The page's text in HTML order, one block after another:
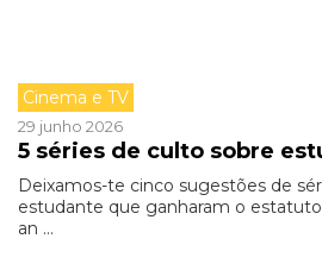
Cinema e TV
29 junho 2026
5 séries de culto sobre
Deixamos-te cinco sugestões de
estudante que ganharam o
an ...